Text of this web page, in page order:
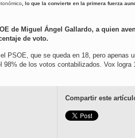
, lo que la convierte en la primera fuerza
de Miguel Ángel Gallardo, a quien
de voto.
PSOE, que se queda en 18, pero apenas
de los votos contabilizados. Vox logra
Compartir este